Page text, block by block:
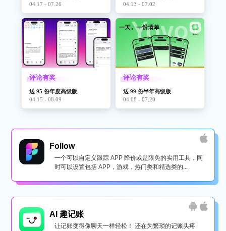
04.17 - 07.26
04.13 - 07.02
评论有奖
送 95 份年度高级版
04.15 - 08.09
评论有奖
送 99 份半年高级版
04.08 - 07.20
Follow
一个可以自定义跟踪 APP 降价或是限免的实用工具，同
时可以设置包括 APP，游戏，热门类和精选类的...
AI 趣记账
让记账变得像聊天一样轻松！ 还在为繁琐的记账头疼